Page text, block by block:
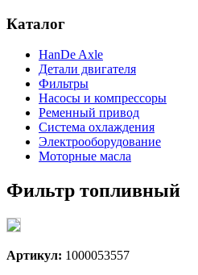
Каталог
HanDe Axle
Детали двигателя
Фильтры
Насосы и компрессоры
Ременный привод
Система охлаждения
Электрооборудование
Моторные масла
Фильтр топливный
Артикул: 1000053557